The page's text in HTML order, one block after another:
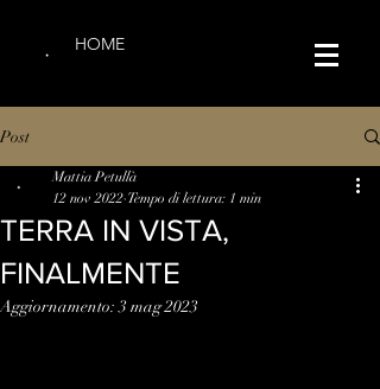
HOME
Post
TERRA IN VISTA,
FINALMENTE
Mattia Petullà
12 nov 2022 Tempo di lettura: 1 min
Aggiornamento:3 mag 2023